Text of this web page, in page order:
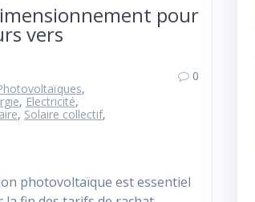
pour
vers
,
, Electricité,
, Solaire collectif,
0
photovoltaïque est essentiel